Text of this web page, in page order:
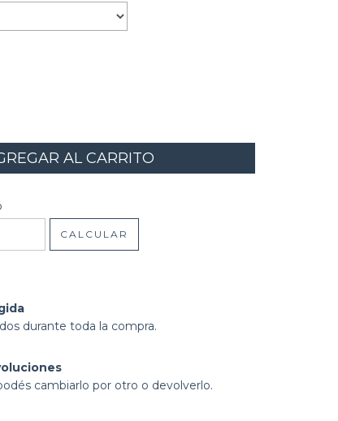
CALCULAR
durante toda la compra.
cambiarlo por otro o devolverlo.